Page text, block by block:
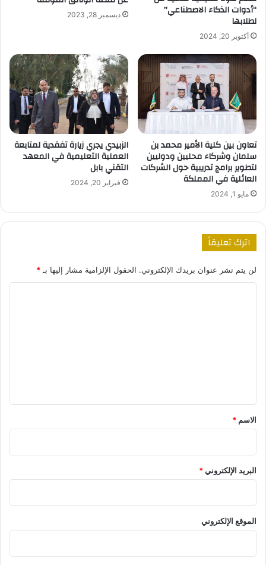
“أدوات الذكاء الاصطناعي”
لطلابها
أكتوبر 20, 2024
ديسمبر 28, 2023
تعاون بين كلية الأمير محمد بن
سلمان وشركاء محليين ودوليين
لتطوير برامج تدريبية حول الشركات
العائلية في المملكة
مايو 1, 2024
الزبيدي يجري زيارة تفقدية لمتابعة
العملية التعليمية في المعهد
التقني بابل
فبراير 20, 2024
اترك تعليقاً
لن يتم نشر عنوان بريدك الإلكتروني. الحقول الإلزامية مشار إليها بـ *
*
الاسم *
البريد الإلكتروني*
الموقع الإلكتروني